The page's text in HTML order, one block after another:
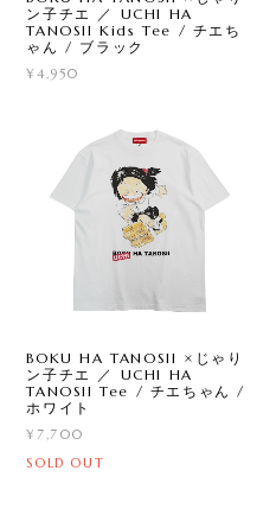
ン子チエ ／ UCHI HA
TANOSII Kids Tee / チエち
ゃん / ブラック
¥4,950
BOKU HA TANOSII ×じゃり
ン子チエ ／ UCHI HA
TANOSII Tee / チエちゃん /
ホワイト
¥7,700
SOLD OUT